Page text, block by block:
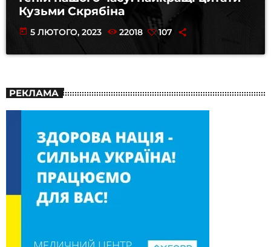
Кузьми Скрябіна
today 5 ЛЮТОГО, 2023 22018 107
РЕКЛАМА